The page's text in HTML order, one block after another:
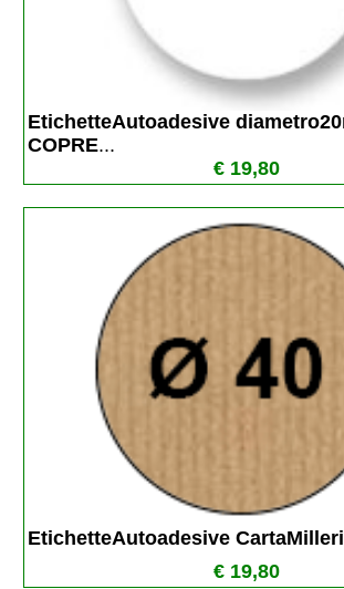
EtichetteAutoadesive
COPRE...
€ 19,80
EtichetteAutoadesive
€ 19,80